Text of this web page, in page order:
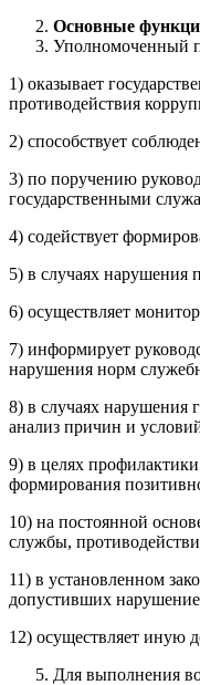
Основные
Уполномоченный
1) оказывает
противодействия
2) способствует
3) по поручению
государственными
4) содействует
5) в случаях нарушения
6) осуществляет
7) информирует
нарушения норм
8) в случаях нарушения
анализ причин и
9) в целях
формирования
10) на постоянной
службы,
11) в установленном
допустивших
12) осуществляет иную
Для выполнения